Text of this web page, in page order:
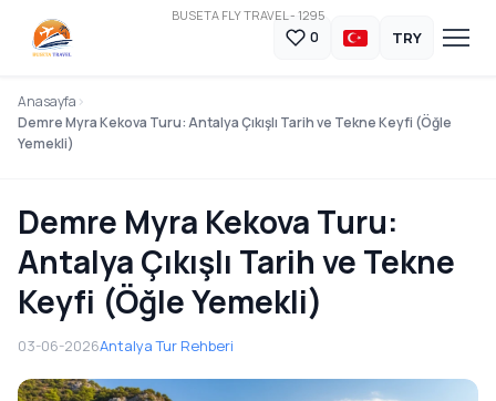
BUSETA FLY TRAVEL - 1295
0 TRY
Anasayfa
Demre Myra Kekova Turu: Antalya Çıkışlı Tarih ve Tekne Keyfi (Öğle
Yemekli)
Demre Myra Kekova Turu:
Antalya Çıkışlı Tarih ve Tekne
Keyfi (Öğle Yemekli)
03-06-2026Antalya Tur Rehberi